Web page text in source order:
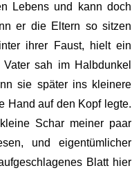
Lebens und kann doch
er die Eltern so sitzen
ihrer Faust, hielt ein
sah im Halbdunkel
sie später ins kleinere
Hand auf den Kopf legte.
Schar meiner paar
und eigentümlicher
Blatt hier